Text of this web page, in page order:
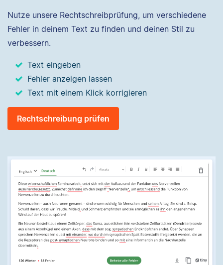
Nutze unsere Rechtschreibprüfung, um verschiedene
Fehler in deinem Text zu finden und deinen Stil zu
verbessern.
Text eingeben
Fehler anzeigen lassen
Text mit einem Klick korrigieren
Rechtschreibung prüfen